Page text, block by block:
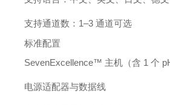
支持通道数：1–3 通道可选
标准配置
SevenExcellence™ 主机（含 1 个
电源适配器与数据线